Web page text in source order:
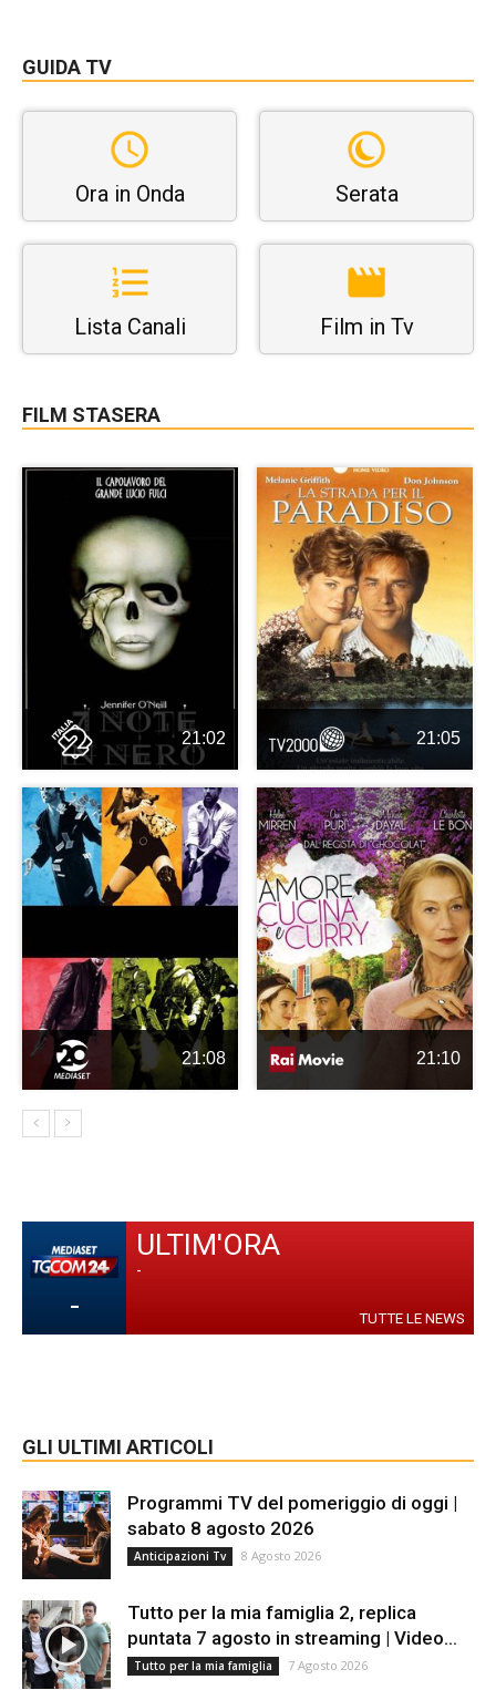
GUIDA TV
Ora in Onda Serata
Lista Canali Film in Tv
FILM STASERA
21:02 21:05
21:08 21:10
-
ULTIM'ORA
-
TUTTE LE NEWS
GLI ULTIMI ARTICOLI
Programmi TV del pomeriggio di oggi |
sabato 8 agosto 2026
Anticipazioni Tv 8 Agosto 2026
Tutto per la mia famiglia 2, replica
puntata 7 agosto in streaming | Video...
Tutto per la mia famiglia 7 Agosto 2026